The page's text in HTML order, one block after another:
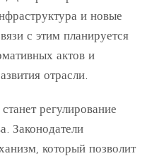
и новые
с этим планируется
актов и
отрасли.
регулирование
Законодатели
который позволит